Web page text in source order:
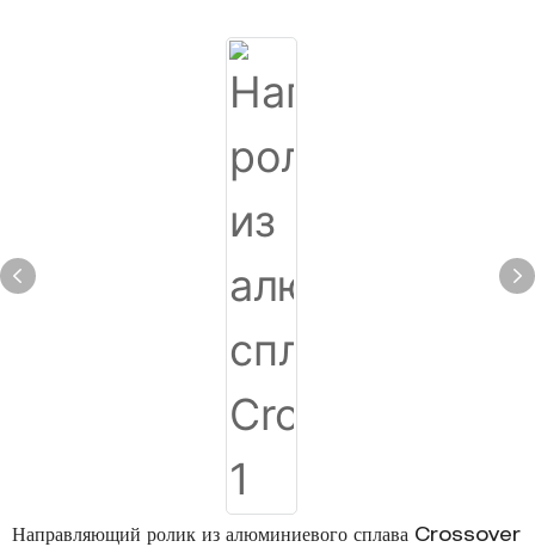
Направляющий ролик из алюминиевого сплава Crossover